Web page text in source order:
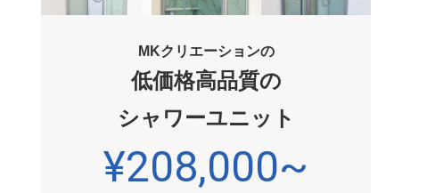
MKクリエーションの
低価格高品質の
シャワーユニット
¥208,000~